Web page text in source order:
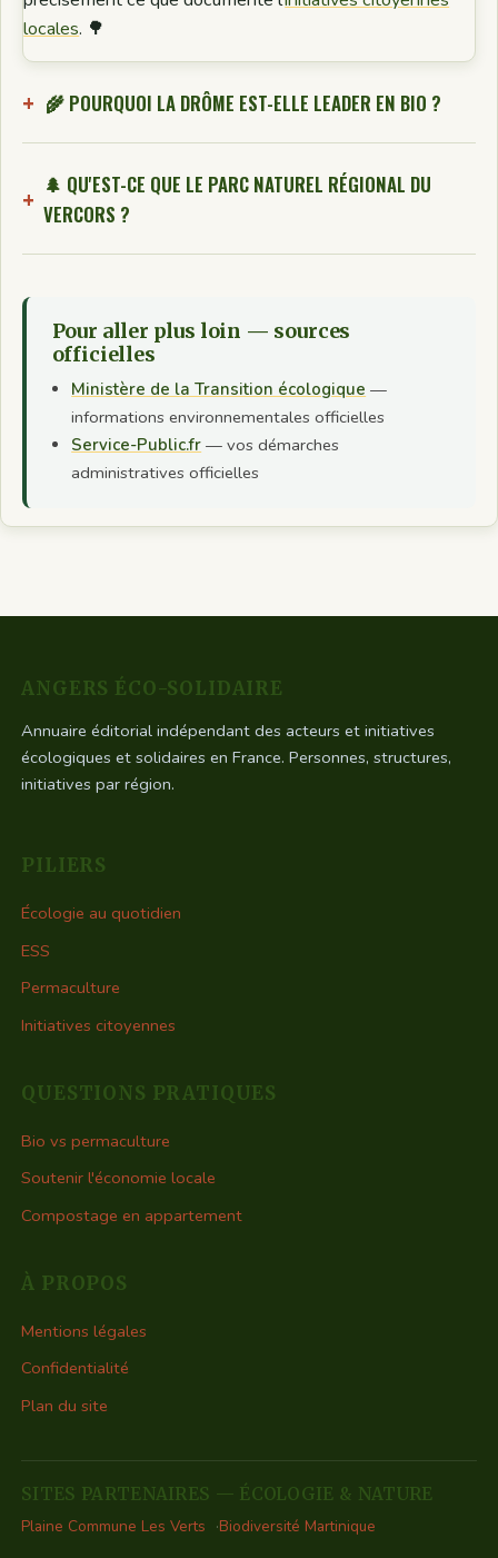
locales. 🌳
🌾 POURQUOI LA DRÔME EST-ELLE LEADER EN BIO ?
🌲 QU'EST-CE QUE LE PARC NATUREL RÉGIONAL DU
VERCORS ?
Pour aller plus loin — sources
officielles
Ministère de la Transition écologique —
informations environnementales officielles
Service-Public.fr — vos démarches
administratives officielles
ANGERS ÉCO-SOLIDAIRE
Annuaire éditorial indépendant des acteurs et initiatives
écologiques et solidaires en France. Personnes, structures,
initiatives par région.
PILIERS
Écologie au quotidien
ESS
Permaculture
Initiatives citoyennes
QUESTIONS PRATIQUES
Bio vs permaculture
Soutenir l'économie locale
Compostage en appartement
À PROPOS
Mentions légales
Confidentialité
Plan du site
SITES PARTENAIRES — ÉCOLOGIE & NATURE
Plaine Commune Les Verts
Biodiversité Martinique